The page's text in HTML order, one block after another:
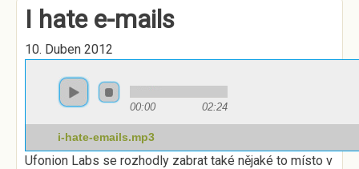
I hate e-mails
10. Duben 2012
00:00 02:24
i-hate-emails.mp3
Ufonion Labs se rozhodly zabrat také nějaké to místo v